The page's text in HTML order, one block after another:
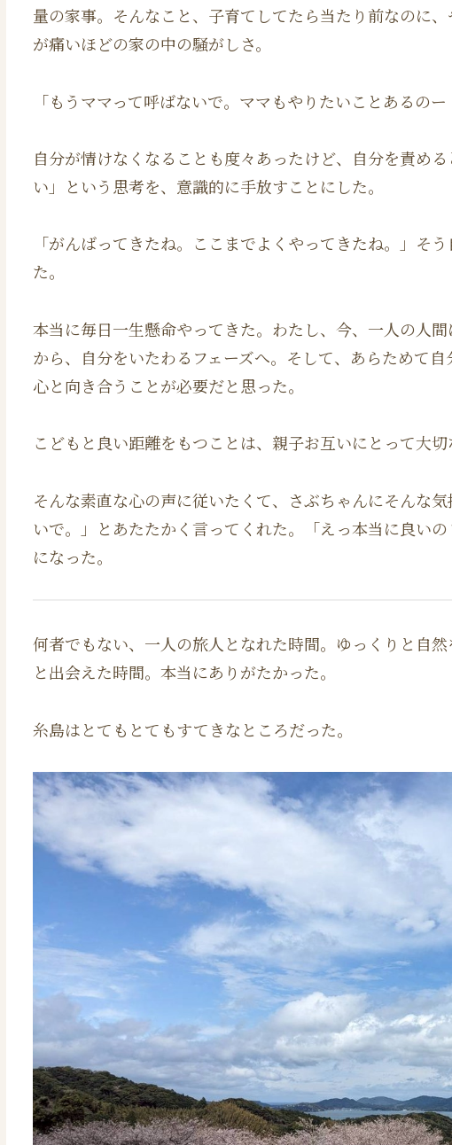
量の家事。そんなこと、子育てしてたら当たり前なのに
が痛いほどの家の中の騒がしさ。
「もうママって呼ばないで。ママもやりたいことあるの
自分が情けなくなることも度々あったけど、自分を責め
い」という思考を、意識的に手放すことにした。
「がんばってきたね。ここまでよくやってきたね。」そ
た。
本当に毎日一生懸命やってきた。わたし、今、一人の人
から、自分をいたわるフェーズへ。そして、あらためて
心と向き合うことが必要だと思った。
こどもと良い距離をもつことは、親子お互いにとって大切
そんな素直な心の声に従いたくて、さぶちゃんにそんな
いで。」とあたたかく言ってくれた。「えっ本当に良い
になった。
何者でもない、一人の旅人となれた時間。ゆっくりと自
と出会えた時間。本当にありがたかった。
糸島はとてもとてもすてきなところだった。